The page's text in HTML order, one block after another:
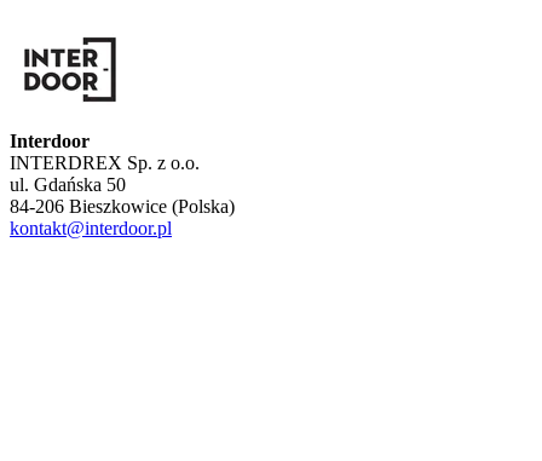
Interdoor
INTERDREX Sp. z o.o.
ul. Gdańska 50
84-206 Bieszkowice (Polska)
kontakt@interdoor.pl